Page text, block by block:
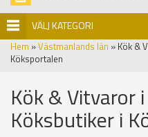
VÄLJ KATEGORI
Hem »Västmanlands län » Kök &
Köksportalen
Kök & Vitvaror
Köksbutiker i